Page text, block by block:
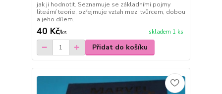
jak ji hodnotit. Seznamuje se základními pojmy
liteární teorie, ozřejmuje vztah mezi tvůrcem, dobou
a jeho dílem.
40 Kč/ks skladem 1 ks
Přidat do košíku